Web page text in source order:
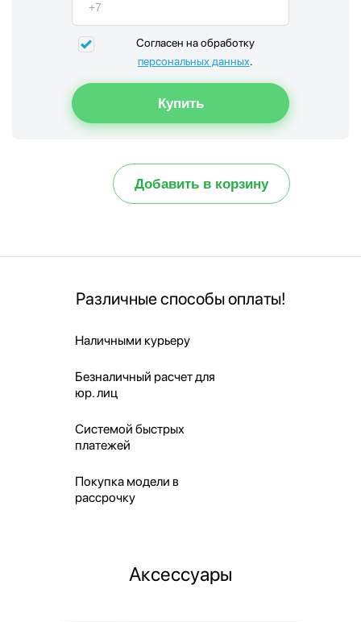
Согласен на обработку
персональных данных.
Добавить в корзину
Различные способы оплаты!
Наличными курьеру
Безналичный расчет для
юр. лиц
Системой быстрых
платежей
Покупка модели в
рассрочку
Аксессуары